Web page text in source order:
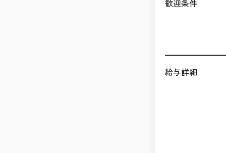
歓迎条件
給与詳細